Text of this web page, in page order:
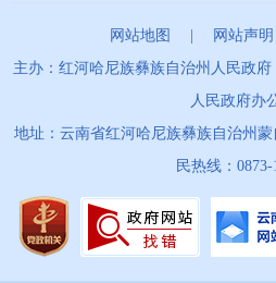
网站地图 网站声明
主办：红河哈尼族彝族自治州人民政
人民政府办
地址：云南省红河哈尼族彝族自治州
民热线：0873-